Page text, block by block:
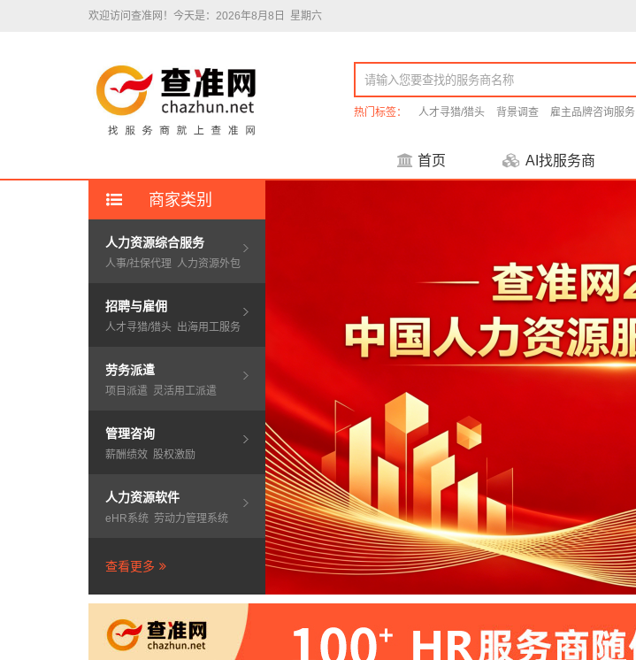
欢迎访问查准网！ 今天是：2026年8月8日 星期六
热门标签： 人才寻猎/猎头 背景调查 雇主品牌咨询服务
首页 AI找服务商
商家类别
人力资源综合服务
人事/社保代理 人力资源外包
招聘与雇佣
人才寻猎/猎头 出海用工服务
劳务派遣
项目派遣 灵活用工派遣
管理咨询
薪酬绩效 股权激励
人力资源软件
eHR系统 劳动力管理系统
查看更多